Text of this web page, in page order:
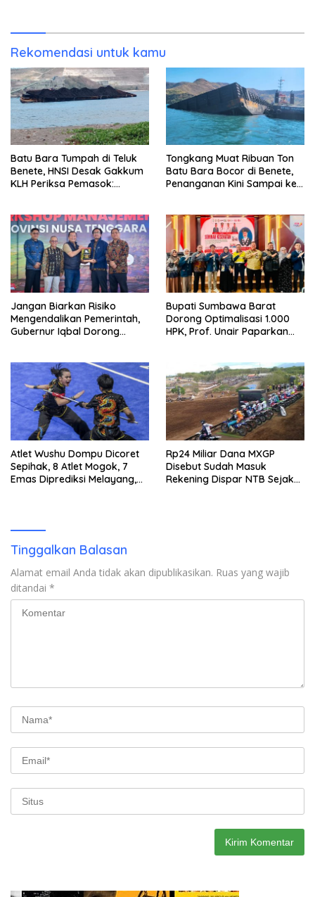
Rekomendasi untuk kamu
Batu Bara Tumpah di Teluk
Benete, HNSI Desak Gakkum
KLH Periksa Pemasok:
Tongkang Muat Ribuan Ton
Batu Bara Bocor di Benete,
Penanganan Kini Sampai ke
Jangan Biarkan Risiko
Mengendalikan Pemerintah,
Gubernur Iqbal Dorong
Bupati Sumbawa Barat
Dorong Optimalisasi 1.000
HPK, Prof. Unair Paparkan
Atlet Wushu Dompu Dicoret
Sepihak, 8 Atlet Mogok, 7
Emas Diprediksi Melayang,
Rp24 Miliar Dana MXGP
Disebut Sudah Masuk
Rekening Dispar NTB Sejak
Tinggalkan Balasan
Alamat email Anda tidak akan dipublikasikan. Ruas yang wajib
ditandai *